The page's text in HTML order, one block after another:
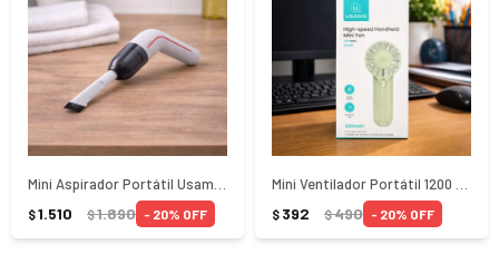
$1.510 $1.890 20 $ 392 $490 20